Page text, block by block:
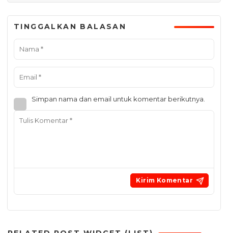
TINGGALKAN BALASAN
Simpan nama dan email untuk komentar berikutnya.